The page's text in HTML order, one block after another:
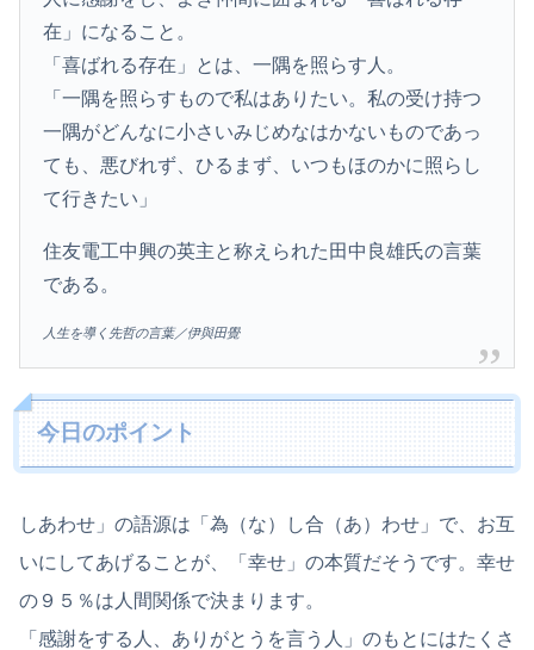
在」になること。
「喜ばれる存在」とは、一隅を照らす人。
「一隅を照らすもので私はありたい。私の受け持つ
一隅がどんなに小さいみじめなはかないものであっ
ても、悪びれず、ひるまず、いつもほのかに照らし
て行きたい」
住友電工中興の英主と称えられた田中良雄氏の言葉
である。
人生を導く先哲の言葉／伊與田覺
今日のポイント
しあわせ」の語源は「為（な）し合（あ）わせ」で、お互
いにしてあげることが、「幸せ」の本質だそうです。幸せ
の９５％は人間関係で決まります。
「感謝をする人、ありがとうを言う人」のもとにはたくさ